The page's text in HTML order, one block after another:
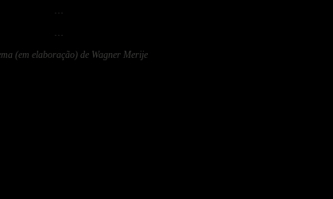
…
…
(em elaboração) de Wagner Merije